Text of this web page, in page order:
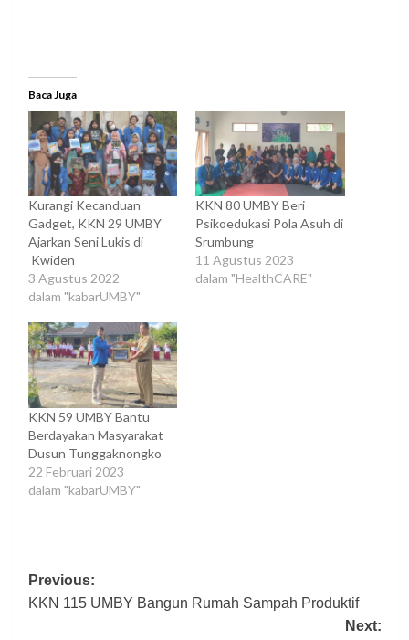
Baca Juga
Kurangi Kecanduan
Gadget, KKN 29 UMBY
Ajarkan Seni Lukis di
Kwiden
3 Agustus 2022
dalam "kabarUMBY"
KKN 80 UMBY Beri
Psikoedukasi Pola Asuh di
Srumbung
11 Agustus 2023
dalam "HealthCARE"
KKN 59 UMBY Bantu
Berdayakan Masyarakat
Dusun Tunggaknongko
22 Februari 2023
dalam "kabarUMBY"
Post
navigation
Previous:
KKN 115 UMBY Bangun Rumah Sampah Produktif
Next: